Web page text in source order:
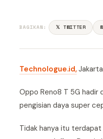
BAGIKAN: 𝕏 TWITTER
Technologue.id,
Oppo Reno8 T 5G hadir
pengisian daya super
Tidak hanya itu terdapat